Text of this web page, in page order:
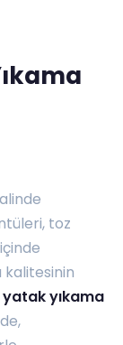
toz
yıkama